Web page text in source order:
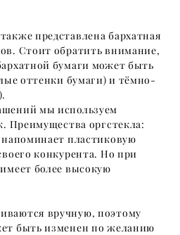
представлена бархатная
Стоит обратить внимание,
бумаги может быть
оттенки бумаги) и тёмно-
мы используем
Преимущества оргстекла:
пластиковую
конкурента. Но при
более высокую
вручную, поэтому
быть изменен по желанию